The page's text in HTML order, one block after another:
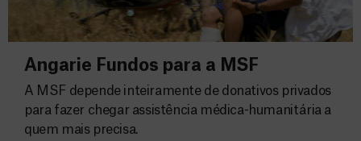
Angarie Fundos para a MSF
A MSF depende inteiramente de donativos privados
para fazer chegar assistência médica-humanitária a
quem mais precisa.